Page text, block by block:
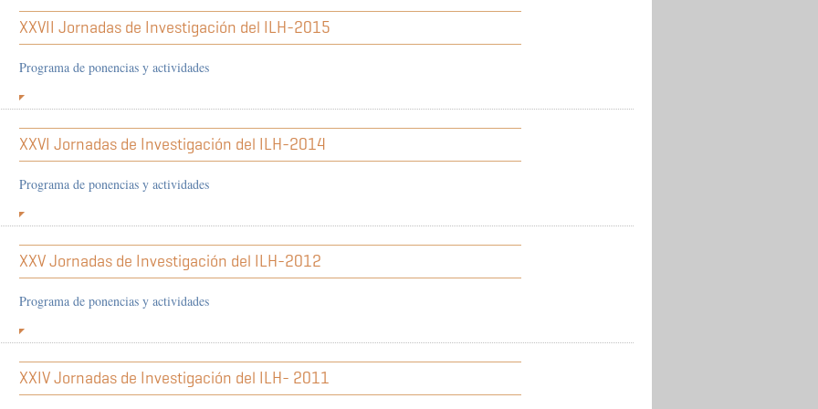
XXVII Jornadas de Investigación del ILH-2015
Programa de ponencias y actividades
XXVI Jornadas de Investigación del ILH-2014
Programa de ponencias y actividades
XXV Jornadas de Investigación del ILH-2012
Programa de ponencias y actividades
XXIV Jornadas de Investigación del ILH- 2011